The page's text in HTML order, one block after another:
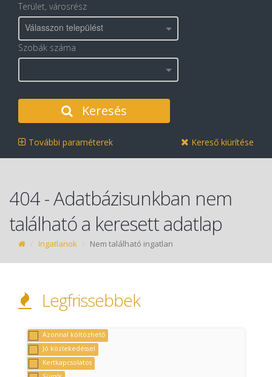
Terület, városrész
Válasszon települést
Szobák száma
Keresés
További paraméterek Kereső kiürítése
404 - Adatbázisunkban nem
található a keresett adatlap
Ingatlanok Nem található ingatlan
Legfrissebbek
Azonnal költözhető
Jó közlekedéssel
Kertkapcsolatos